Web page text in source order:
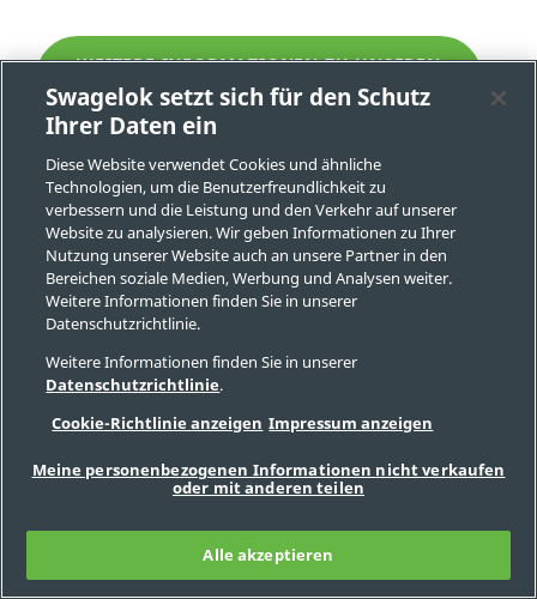
WEITERE INFORMATIONEN ZU UNSEREN
GLOBALEN BAULEISTUNGEN ANFORDERN
Vertriebs- und Servicezentrum finden
Kontaktieren Sie uns
Swagelok setzt sich für den Schutz
Ihrer Daten ein
Diese Website verwendet Cookies und ähnliche
Technologien, um die Benutzerfreundlichkeit zu
verbessern und die Leistung und den Verkehr auf unserer
Website zu analysieren. Wir geben Informationen zu Ihrer
Nutzung unserer Website auch an unsere Partner in den
Bereichen soziale Medien, Werbung und Analysen weiter.
Weitere Informationen finden Sie in unserer
Datenschutzrichtlinie.
Weitere Informationen finden Sie in unserer
Datenschutzrichtlinie.
Cookie-Richtlinie anzeigen Impressum anzeigen
Meine personenbezogenen Informationen nicht verkaufen
oder mit anderen teilen
Alle akzeptieren